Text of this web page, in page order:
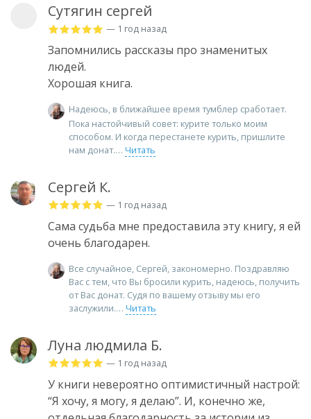
Сутягин сергей
— 1 год назад
Запомнились рассказы про знаменитых
людей.
Хорошая книга.
Надеюсь, в ближайшее время тумблер сработает.
Пока настойчивый совет: курите только моим
способом. И когда перестанете курить, пришлите
нам донат.
Читать
Сергей К.
— 1 год назад
Сама судьба мне предоставила эту книгу, я ей
очень благодарен.
Все случайное, Сергей, закономерно. Поздравляю
Вас с тем, что Вы бросили курить, надеюсь, получить
от Вас донат. Судя по вашему отзыву мы его
заслужили.
Читать
Луна людмила Б.
— 1 год назад
У книги невероятно оптимистичный настрой:
“Я хочу, я могу, я делаю”. И, конечно же,